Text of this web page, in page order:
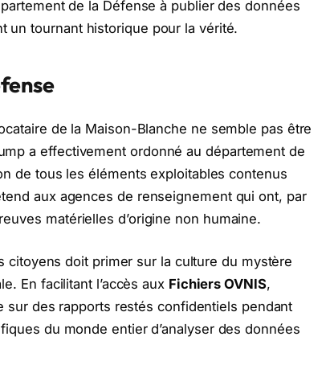
de la Défense à publier des données
un tournant historique pour la vérité.
de la Maison-Blanche ne semble pas être
a effectivement ordonné au département de
de tous les éléments exploitables contenus
aux agences de renseignement qui ont, par
matérielles d’origine non humaine.
citoyens doit primer sur la culture du mystère
En facilitant l’accès aux Fichiers OVNIS,
sur des rapports restés confidentiels pendant
du monde entier d’analyser des données